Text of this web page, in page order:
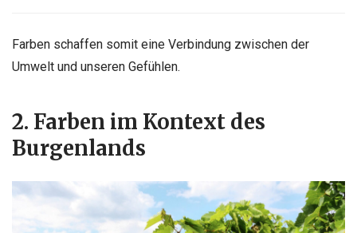
Farben schaffen somit eine Verbindung zwischen der
Umwelt und unseren Gefühlen.
2. Farben im Kontext des
Burgenlands